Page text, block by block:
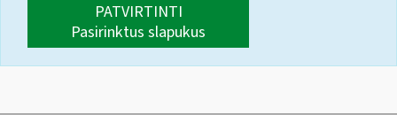
PATVIRTINTI
Pasirinktus slapukus